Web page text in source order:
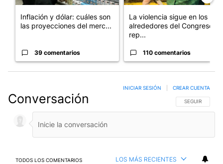
Inflación y dólar: cuáles son
las proyecciones del merc...
39 comentarios
La violencia sigue en los
alrededores del Congreso:
rep...
110 comentarios
Conversación SIGA ESTA
SEGUIR
INICIAR SESIÓN CREAR CUENTA
TODOS LOS COMENTARIOS LOS MÁS RECIENTES